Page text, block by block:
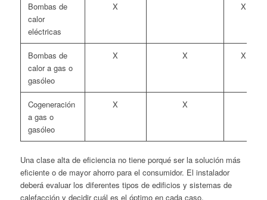
Bombas de
calor
eléctricas
X X
Bombas de
calor a gas o
gasóleo
X X X
Cogeneración
a gas o
gasóleo
X X
Una clase alta de eficiencia no tiene porqué ser la solución más
eficiente o de mayor ahorro para el consumidor. El instalador
deberá evaluar los diferentes tipos de edificios y sistemas de
calefacción y decidir cuál es el óptimo en cada caso.